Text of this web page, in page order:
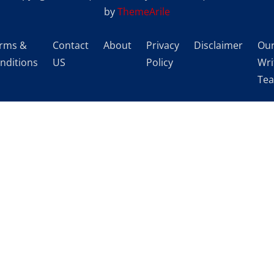
byThemeArile
&
Contact
US
About
Privacy
Policy
Disclaimer